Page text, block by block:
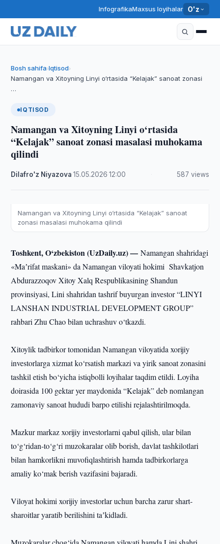
InfografikaMaxsus loyihalar O'z
Bosh sahifa›Iqtisod›
Namangan va Xitoyning Linyi o‘rtasida “Kelajak” sanoat zonasi
…
IQTISOD
Namangan va Xitoyning Linyi o‘rtasida
“Kelajak” sanoat zonasi masalasi muhokama
qilindi
Dilafro'z Niyazova ·15.05.2026 ·12:00 587 views
Namangan va Xitoyning Linyi o‘rtasida “Kelajak” sanoat
zonasi masalasi muhokama qilindi
Toshkent, O‘zbekiston (UzDaily.uz) —Namangan shahridagi
«Maʼrifat maskani» da Namangan viloyati hokimi Shavkatjon
Abdurazzoqov Xitoy Xalq Respublikasining Shandun
provinsiyasi, Lini shahridan tashrif buyurgan investor “LINYI
LANSHAN INDUSTRIAL DEVELOPMENT GROUP”
rahbari Zhu Chao bilan uchrashuv o‘tkazdi.
Xitoylik tadbirkor tomonidan Namangan viloyatida xorijiy
investorlarga xizmat ko‘rsatish markazi va yirik sanoat zonasini
tashkil etish bo‘yicha istiqbolli loyihalar taqdim etildi. Loyiha
doirasida 100 gektar yer maydonida “Kelajak” deb nomlangan
zamonaviy sanoat hududi barpo etilishi rejalashtirilmoqda.
Mazkur markaz xorijiy investorlarni qabul qilish, ular bilan
to‘g‘ridan-to‘g‘ri muzokaralar olib borish, davlat tashkilotlari
bilan hamkorlikni muvofiqlashtirish hamda tadbirkorlarga
amaliy ko‘mak berish vazifasini bajaradi.
Viloyat hokimi xorijiy investorlar uchun barcha zarur shart-
sharoitlar yaratib berilishini taʼkidladi.